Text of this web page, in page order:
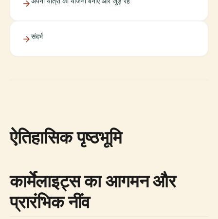
संदर्भ
ऐतिहासिक पृष्ठभूमि
कार्मेलाइट्स का आगमन और
प्रारंभिक नींव